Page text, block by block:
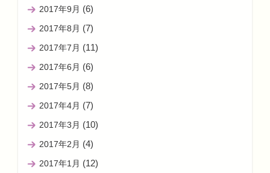
2017年9月 (6)
2017年8月 (7)
2017年7月 (11)
2017年6月 (6)
2017年5月 (8)
2017年4月 (7)
2017年3月 (10)
2017年2月 (4)
2017年1月 (12)